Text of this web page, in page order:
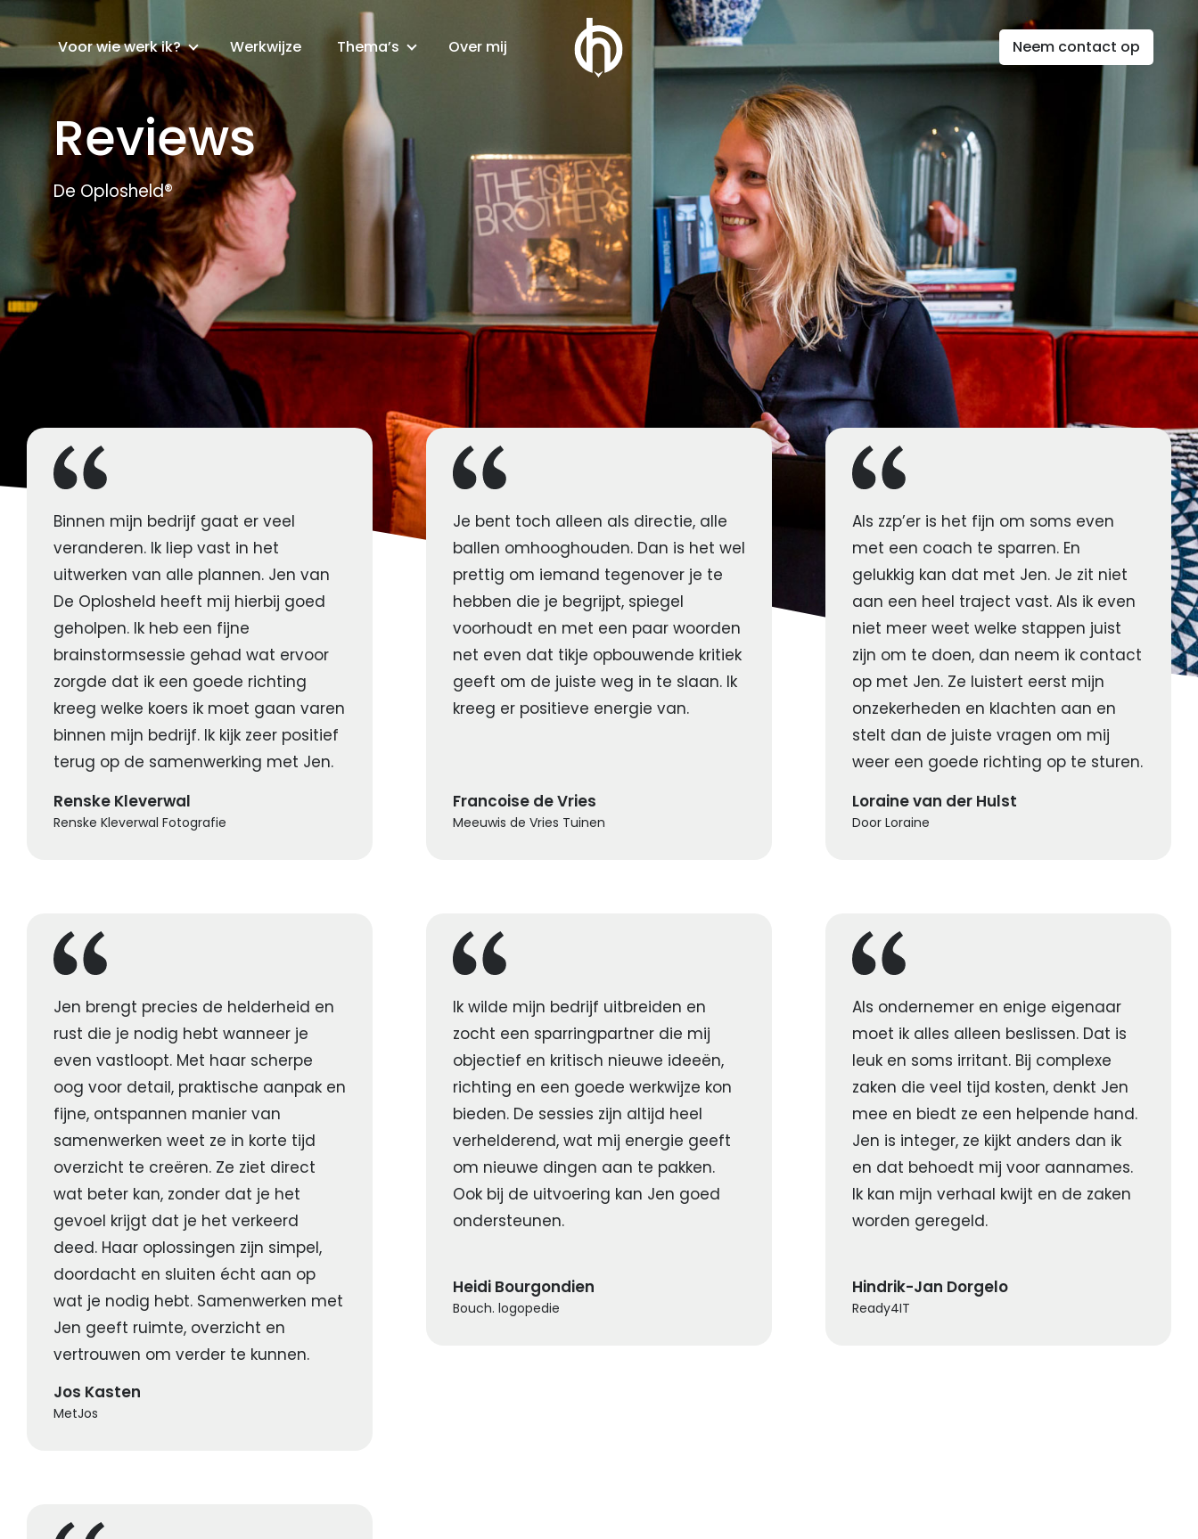
Voor wie werk ik? Werkwijze Thema’s Over mij Neem contact op
Reviews
De Oplosheld®
Binnen mijn bedrijf gaat er veel
veranderen. Ik liep vast in het
uitwerken van alle plannen. Jen van
De Oplosheld heeft mij hierbij goed
geholpen. Ik heb een fijne
brainstormsessie gehad wat ervoor
zorgde dat ik een goede richting
kreeg welke koers ik moet gaan varen
binnen mijn bedrijf. Ik kijk zeer positief
terug op de samenwerking met Jen.
Renske Kleverwal
Renske Kleverwal Fotografie
Je bent toch alleen als directie, alle
ballen omhooghouden. Dan is het wel
prettig om iemand tegenover je te
hebben die je begrijpt, spiegel
voorhoudt en met een paar woorden
net even dat tikje opbouwende kritiek
geeft om de juiste weg in te slaan. Ik
kreeg er positieve energie van.
Francoise de Vries
Meeuwis de Vries Tuinen
Als zzp’er is het fijn om soms even
met een coach te sparren. En
gelukkig kan dat met Jen. Je zit niet
aan een heel traject vast. Als ik even
niet meer weet welke stappen juist
zijn om te doen, dan neem ik contact
op met Jen. Ze luistert eerst mijn
onzekerheden en klachten aan en
stelt dan de juiste vragen om mij
weer een goede richting op te sturen.
Loraine van der Hulst
Door Loraine
Jen brengt precies de helderheid en
rust die je nodig hebt wanneer je
even vastloopt. Met haar scherpe
oog voor detail, praktische aanpak en
fijne, ontspannen manier van
samenwerken weet ze in korte tijd
overzicht te creëren. Ze ziet direct
wat beter kan, zonder dat je het
gevoel krijgt dat je het verkeerd
deed. Haar oplossingen zijn simpel,
doordacht en sluiten écht aan op
wat je nodig hebt. Samenwerken met
Jen geeft ruimte, overzicht en
vertrouwen om verder te kunnen.
Jos Kasten
MetJos
Ik wilde mijn bedrijf uitbreiden en
zocht een sparringpartner die mij
objectief en kritisch nieuwe ideeën,
richting en een goede werkwijze kon
bieden. De sessies zijn altijd heel
verhelderend, wat mij energie geeft
om nieuwe dingen aan te pakken.
Ook bij de uitvoering kan Jen goed
ondersteunen.
Heidi Bourgondien
Bouch. logopedie
Als ondernemer en enige eigenaar
moet ik alles alleen beslissen. Dat is
leuk en soms irritant. Bij complexe
zaken die veel tijd kosten, denkt Jen
mee en biedt ze een helpende hand.
Jen is integer, ze kijkt anders dan ik
en dat behoedt mij voor aannames.
Ik kan mijn verhaal kwijt en de zaken
worden geregeld.
Hindrik-Jan Dorgelo
Ready4IT